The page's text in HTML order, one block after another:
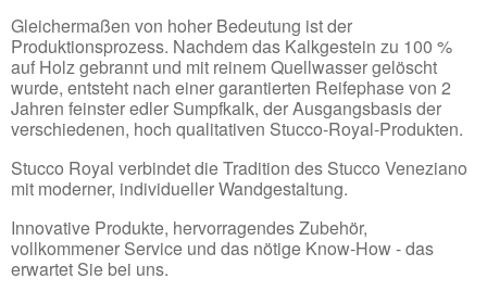
Gleichermaßen von hoher Bedeutung ist der
Produktionsprozess. Nachdem das Kalkgestein zu 100 %
auf Holz gebrannt und mit reinem Quellwasser gelöscht
wurde, entsteht nach einer garantierten Reifephase von 2
Jahren feinster edler Sumpfkalk, der Ausgangsbasis der
verschiedenen, hoch qualitativen Stucco-Royal-Produkten.
Stucco Royal verbindet die Tradition des Stucco Veneziano
mit moderner, individueller Wandgestaltung.
Innovative Produkte, hervorragendes Zubehör,
vollkommener Service und das nötige Know-How - das
erwartet Sie bei uns.